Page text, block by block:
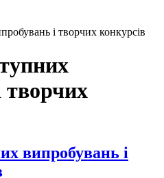
і творчих конкурсів
творчих
випробувань і